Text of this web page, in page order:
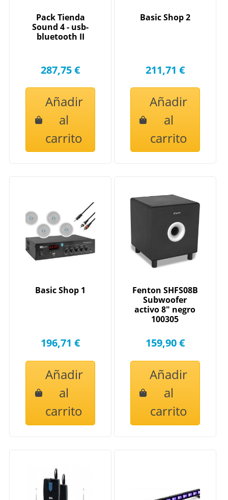
Pack Tienda
Sound 4 - usb-
bluetooth II
287,75 €
Añadir
al
carrito
Basic Shop 2
211,71 €
Añadir
al
carrito
Basic Shop 1
196,71 €
Añadir
al
carrito
Fenton SHFS08B
Subwoofer
activo 8" negro
100305
159,90 €
Añadir
al
carrito